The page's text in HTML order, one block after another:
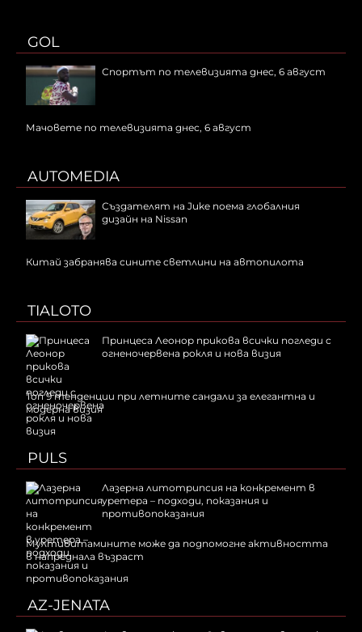
GOL
Спортът по телевизията днес, 6 август
Мачовете по телевизията днес, 6 август
AUTOMEDIA
Създателят на Juke поема глобалния
дизайн на Nissan
Китай забранява сините светлини на автопилота
TIALOTO
Принцеса Леонор прикова всички погледи с
огненочервена рокля и нова визия
Топ 9 тенденции при летните сандали за елегантна и
модерна визия
PULS
Лазерна литотрипсия на конкремент в
уретера – подходи, показания и
противопоказания
Мултивитамините може да подпомогне активността
в напреднала възраст
AZ-JENATA